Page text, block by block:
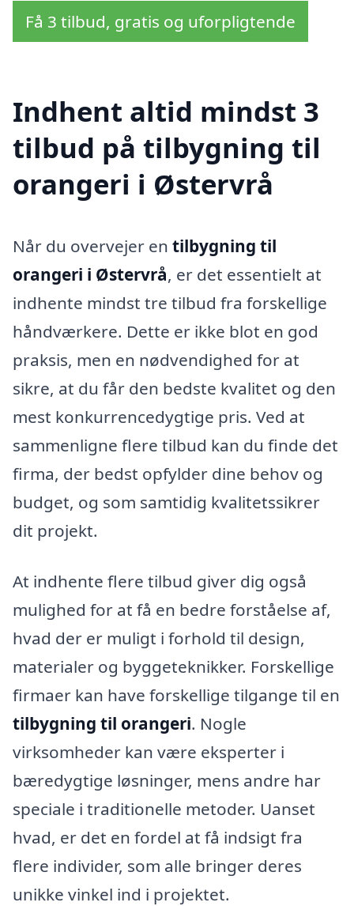
Få 3 tilbud, gratis og uforpligtende
Indhent altid mindst 3
tilbud på tilbygning til
orangeri i Østervrå
Når du overvejer en tilbygning til
orangeri i Østervrå, er det essentielt at
indhente mindst tre tilbud fra forskellige
håndværkere. Dette er ikke blot en god
praksis, men en nødvendighed for at
sikre, at du får den bedste kvalitet og den
mest konkurrencedygtige pris. Ved at
sammenligne flere tilbud kan du finde det
firma, der bedst opfylder dine behov og
budget, og som samtidig kvalitetssikrer
dit projekt.
At indhente flere tilbud giver dig også
mulighed for at få en bedre forståelse af,
hvad der er muligt i forhold til design,
materialer og byggeteknikker. Forskellige
firmaer kan have forskellige tilgange til en
tilbygning til orangeri. Nogle
virksomheder kan være eksperter i
bæredygtige løsninger, mens andre har
speciale i traditionelle metoder. Uanset
hvad, er det en fordel at få indsigt fra
flere individer, som alle bringer deres
unikke vinkel ind i projektet.